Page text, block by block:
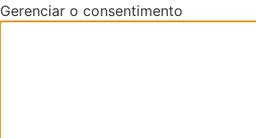
Gerenciar o consentimento